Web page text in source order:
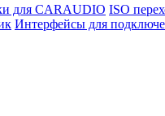
для CARAUDIO ISO
Интерфейсы для